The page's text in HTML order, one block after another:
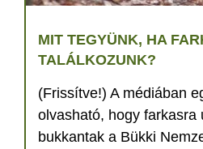
MIT TEGYÜNK, HA
TALÁLKOZUNK?
(Frissítve!) A médiában
olvasható, hogy farkasra
bukkantak a Bükki